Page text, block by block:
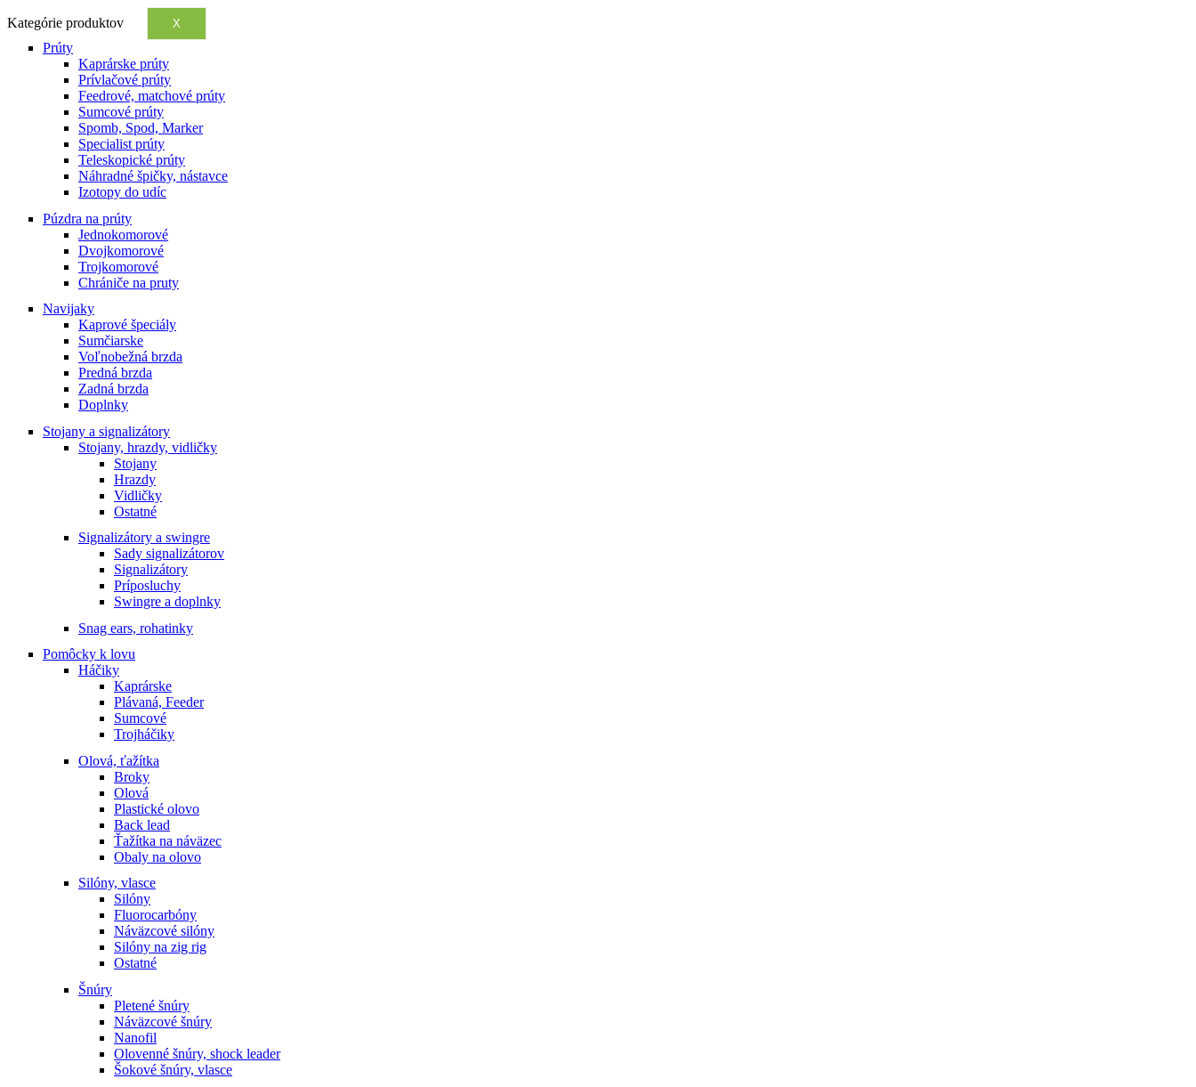
Kategórie produktov X
Prúty
Kaprárske prúty
Prívlačové prúty
Feedrové, matchové prúty
Sumcové prúty
Spomb, Spod, Marker
Specialist prúty
Teleskopické prúty
Náhradné špičky, nástavce
Izotopy do udíc
Púzdra na prúty
Jednokomorové
Dvojkomorové
Trojkomorové
Chrániče na pruty
Navijaky
Kaprové špeciály
Sumčiarske
Voľnobežná brzda
Predná brzda
Zadná brzda
Doplnky
Stojany a signalizátory
Stojany, hrazdy, vidličky
Stojany
Hrazdy
Vidličky
Ostatné
Signalizátory a swingre
Sady signalizátorov
Signalizátory
Príposluchy
Swingre a doplnky
Snag ears, rohatinky
Pomôcky k lovu
Háčiky
Kaprárske
Plávaná, Feeder
Sumcové
Trojháčiky
Olová, ťažítka
Broky
Olová
Plastické olovo
Back lead
Ťažítka na náväzec
Obaly na olovo
Silóny, vlasce
Silóny
Fluorocarbóny
Náväzcové silóny
Silóny na zig rig
Ostatné
Šnúry
Pletené šnúry
Náväzcové šnúry
Nanofil
Olovenné šnúry, shock leader
Šokové šnúry, vlasce